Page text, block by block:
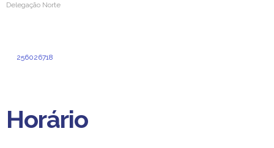
Delegação Norte
256026718
Horário